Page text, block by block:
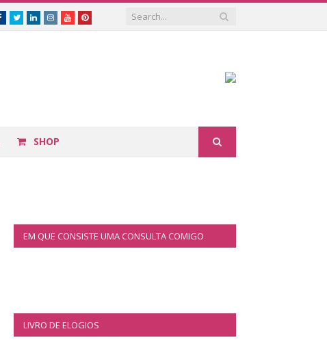
Facebook
TwitterLinkedinInstagram
YoutubePinterest
SHOP
EM QUE CONSISTE UMA CONSULTA COMIGO
LIVRO DE ELOGIOS